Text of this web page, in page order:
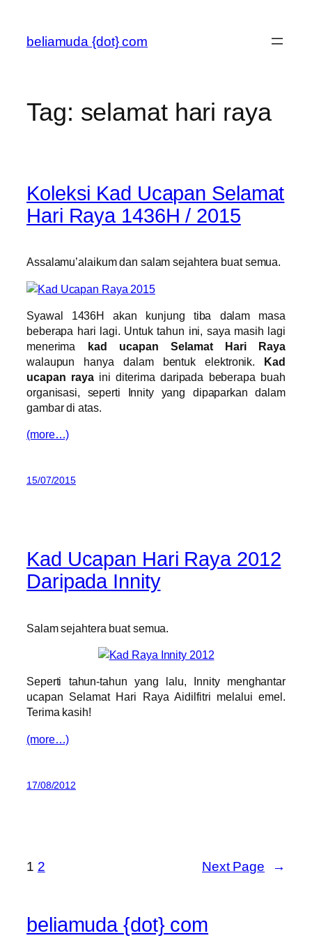
content
beliamuda {dot} com
Tag: selamat hari raya
Koleksi Kad Ucapan Selamat
Hari Raya 1436H / 2015
Assalamu’alaikum dan salam sejahtera buat semua.
Syawal 1436H akan kunjung tiba dalam masa
beberapa hari lagi. Untuk tahun ini, saya masih lagi
menerima kad ucapan Selamat Hari Raya
walaupun hanya dalam bentuk elektronik. Kad
ucapan rayaini diterima daripada beberapa buah
organisasi, seperti Innity yang dipaparkan dalam
gambar di atas.
(more…)
15/07/2015
Kad Ucapan Hari Raya 2012
Daripada Innity
Salam sejahtera buat semua.
Seperti tahun-tahun yang lalu, Innity menghantar
ucapan Selamat Hari Raya Aidilfitri melalui emel.
Terima kasih!
(more…)
17/08/2012
1 2 Next Page →
beliamuda {dot} com